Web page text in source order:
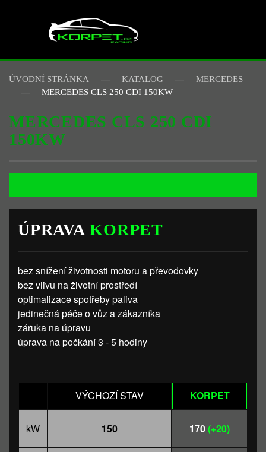
Skip to main content
ÚVODNÍ STRÁNKA KATALOG
MERCEDES
MERCEDES CLS 250 CDI 150KW
MERCEDES CLS 250 CDI
150KW
ÚPRAVAKORPET
bez snížení životnosti motoru a převodovky
bez vlivu na životní prostředí
optimalizace spotřeby paliva
jedinečná péče o vůz a zákazníka
záruka na úpravu
úprava na počkání 3 - 5 hodiny
VÝCHOZÍ STAV KORPET
kW 150 170(+20)